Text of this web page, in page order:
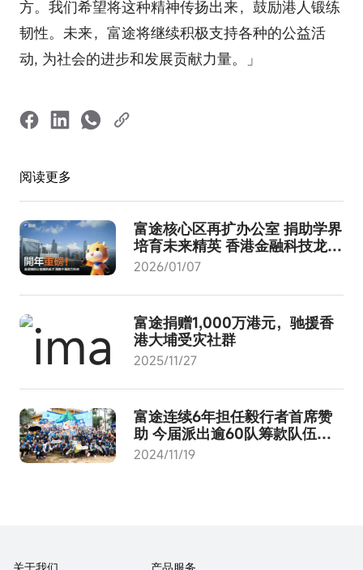
方。我们希望将这种精神传扬出来，鼓励港人锻练
韧性。未来，富途将继续积极支持各种的公益活
动, 为社会的进步和发展贡献力量。」
阅读更多
富途核⼼区再扩办公室 捐助学界
培育未来精英 ⾹港金融科技龙头
持续吸纳顶尖⼈才
2026/01/07
富途捐赠1,000万港元，驰援香
港大埔受灾社群
2025/11/27
富途连续6年担任毅行者首席赞
助 今届派出逾60队筹款队伍
「富途毅行队」获「40公里」组
2024/11/19